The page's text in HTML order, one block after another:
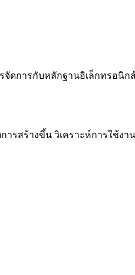
ดการกับหลักฐานอิเล็กทรอนิก
รสร้างขึ้น วิเคราะห์การใช้งา